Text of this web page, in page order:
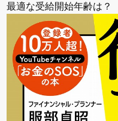
最適な受給開始年齢は？